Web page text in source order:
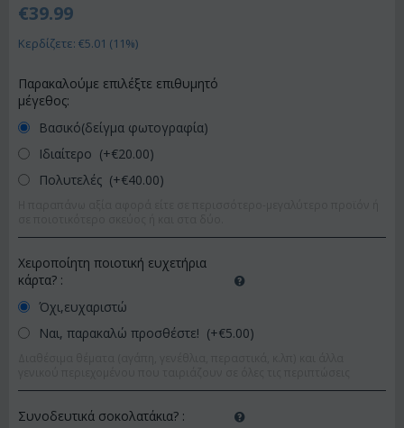
€39.99
Κερδίζετε: €5.01 (11%)
Παρακαλούμε επιλέξτε επιθυμητό
μέγεθος:
Βασικό(δείγμα φωτογραφία)
Ιδιαίτερο (+€20.00)
Πολυτελές (+€40.00)
Χειροποίητη ποιοτική ευχετήρια
κάρτα? :
Όχι,ευχαριστώ
Ναι, παρακαλώ προσθέστε! (+€5.00)
Συνοδευτικά σοκολατάκια? :